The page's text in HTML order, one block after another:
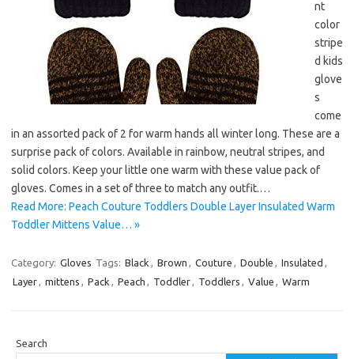
nt
color
stripe
d kids
glove
s
come
in an assorted pack of 2 for warm hands all winter long. These are a
surprise pack of colors. Available in rainbow, neutral stripes, and
solid colors. Keep your little one warm with these value pack of
gloves. Comes in a set of three to match any outfit.…
Read More: Peach Couture Toddlers Double Layer Insulated Warm
Toddler Mittens Value… »
Category: Gloves Tags: Black , Brown , Couture , Double , Insulated ,
Layer, mittens , Pack , Peach , Toddler, Toddlers , Value , Warm
Search